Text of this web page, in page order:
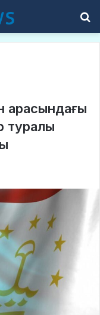
арасындағы
туралы